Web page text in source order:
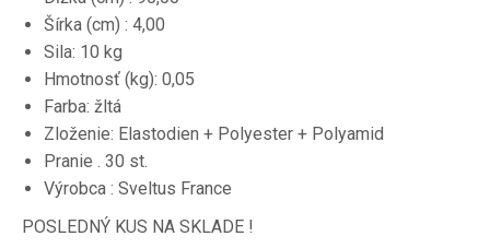
Šírka (cm) : 4,00
Sila: 10 kg
Hmotnosť (kg): 0,05
Farba: žltá
Zloženie: Elastodien + Polyester + Polyamid
Pranie . 30 st.
Výrobca : Sveltus France
POSLEDNÝ KUS NA SKLADE !